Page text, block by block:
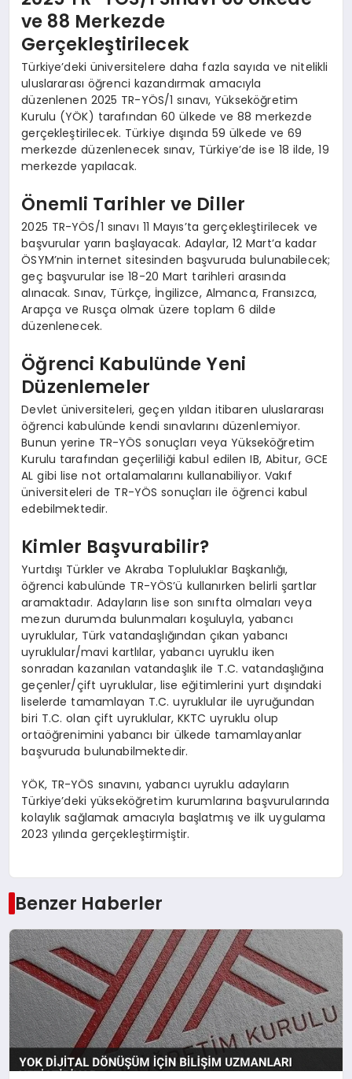
ve 88 Merkezde
Gerçekleştirilecek
Türkiye’deki üniversitelere daha fazla sayıda ve nitelikli
uluslararası öğrenci kazandırmak amacıyla
düzenlenen 2025 TR-YÖS/1 sınavı, Yükseköğretim
Kurulu (YÖK) tarafından 60 ülkede ve 88 merkezde
gerçekleştirilecek. Türkiye dışında 59 ülkede ve 69
merkezde düzenlenecek sınav, Türkiye’de ise 18 ilde, 19
merkezde yapılacak.
Önemli Tarihler ve Diller
2025 TR-YÖS/1 sınavı 11 Mayıs’ta gerçekleştirilecek ve
başvurular yarın başlayacak. Adaylar, 12 Mart’a kadar
ÖSYM’nin internet sitesinden başvuruda bulunabilecek;
geç başvurular ise 18-20 Mart tarihleri arasında
alınacak. Sınav, Türkçe, İngilizce, Almanca, Fransızca,
Arapça ve Rusça olmak üzere toplam 6 dilde
düzenlenecek.
Öğrenci Kabulünde Yeni
Düzenlemeler
Devlet üniversiteleri, geçen yıldan itibaren uluslararası
öğrenci kabulünde kendi sınavlarını düzenlemiyor.
Bunun yerine TR-YÖS sonuçları veya Yükseköğretim
Kurulu tarafından geçerliliği kabul edilen IB, Abitur, GCE
AL gibi lise not ortalamalarını kullanabiliyor. Vakıf
üniversiteleri de TR-YÖS sonuçları ile öğrenci kabul
edebilmektedir.
Kimler Başvurabilir?
Yurtdışı Türkler ve Akraba Topluluklar Başkanlığı,
öğrenci kabulünde TR-YÖS’ü kullanırken belirli şartlar
aramaktadır. Adayların lise son sınıfta olmaları veya
mezun durumda bulunmaları koşuluyla, yabancı
uyruklular, Türk vatandaşlığından çıkan yabancı
uyruklular/mavi kartlılar, yabancı uyruklu iken
sonradan kazanılan vatandaşlık ile T.C. vatandaşlığına
geçenler/çift uyruklular, lise eğitimlerini yurt dışındaki
liselerde tamamlayan T.C. uyruklular ile uyruğundan
biri T.C. olan çift uyruklular, KKTC uyruklu olup
ortaöğrenimini yabancı bir ülkede tamamlayanlar
başvuruda bulunabilmektedir.
YÖK, TR-YÖS sınavını, yabancı uyruklu adayların
Türkiye’deki yükseköğretim kurumlarına başvurularında
kolaylık sağlamak amacıyla başlatmış ve ilk uygulama
2023 yılında gerçekleştirmiştir.
Benzer Haberler